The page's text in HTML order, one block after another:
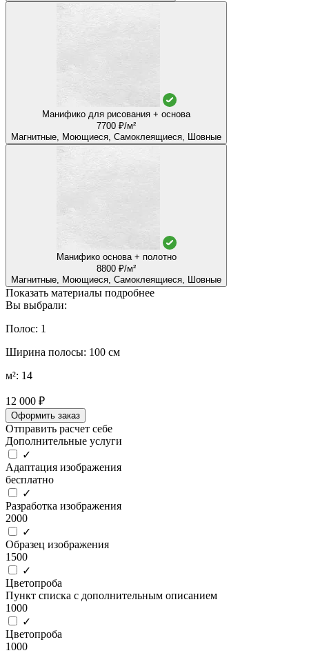
Манифико для рисования + основа
7700 ₽/м²
Магнитные, Моющиеся, Самоклеящиеся, Шовные
Манифико основа + полотно
8800 ₽/м²
Магнитные, Моющиеся, Самоклеящиеся, Шовные
Показать материалы подробнее
Вы выбрали:
Полос: 1
Ширина полосы: 100 см
м²: 14
12 000 ₽
Оформить заказ
Отправить расчет себе
Дополнительные услуги
✓
Адаптация изображения
бесплатно
✓
Разработка изображения
2000
✓
Образец изображения
1500
✓
Цветопроба
Пункт списка с дополнительным описанием
1000
✓
Цветопроба
1000